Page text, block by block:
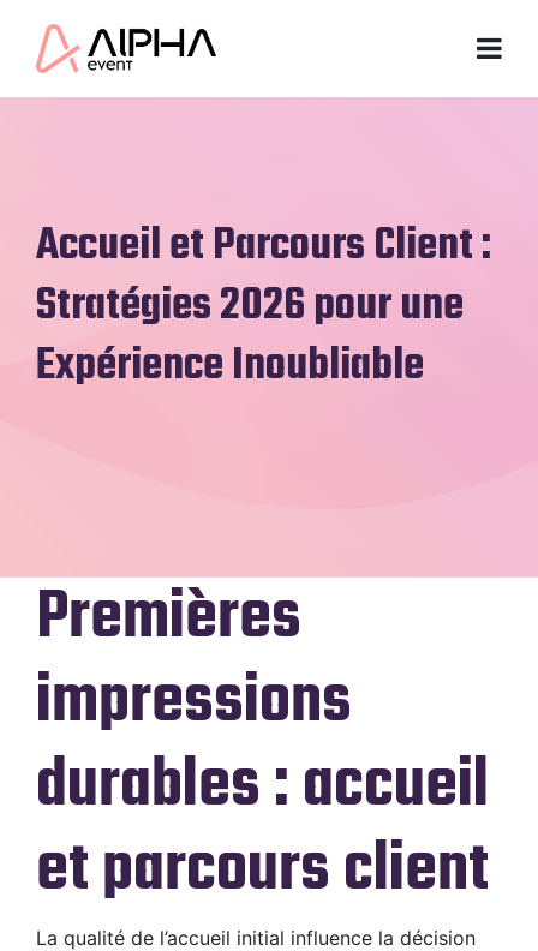
Accueil et Parcours Client :
Stratégies 2026 pour une
Expérience Inoubliable
Premières
impressions
durables : accueil
et parcours client
La qualité de l’accueil initial influence la décision